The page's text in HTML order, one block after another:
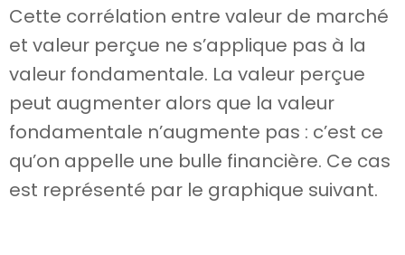
Cette corrélation entre valeur de marché
et valeur perçue ne s’applique pas à la
valeur fondamentale. La valeur perçue
peut augmenter alors que la valeur
fondamentale n’augmente pas : c’est ce
qu’on appelle une bulle financière. Ce cas
est représenté par le graphique suivant.